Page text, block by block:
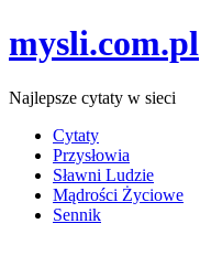
mysli.com.pl
Najlepsze cytaty w sieci
Cytaty
Przysłowia
Sławni Ludzie
Mądrości Życiowe
Sennik